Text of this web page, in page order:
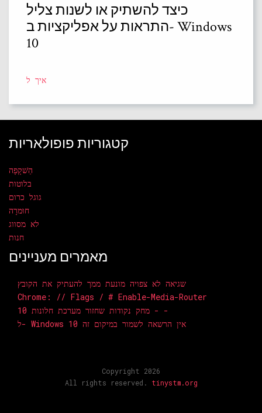
כיצד להשתיק או לשנות צליל
התראות על אפליקציות ב- Windows
10
איך ל
קטגוריות פופולאריות
הַשׁקָפָה
בלוטות
גוגל כרום
חוּמרָה
לא מסווג
חנות
מאמרים מעניינים
שגיאה לא צפויה מונעת ממך להעתיק את הקובץ
Chrome: // Flags / # Enable-Media-Router
מחק נקודות שחזור מערכת חלונות 10 - -
ל- Windows 10 אין הרשאה לשמור במיקום זה
Copyright 2026
All rights reserved. tinystm.org